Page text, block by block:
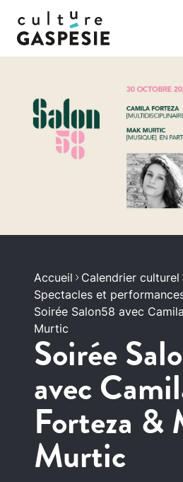
Accueil
Calendrier culturel
Spectacles et
Soirée Salon58 avec
Murtic
Soirée
avec
Forteza &
Murtic